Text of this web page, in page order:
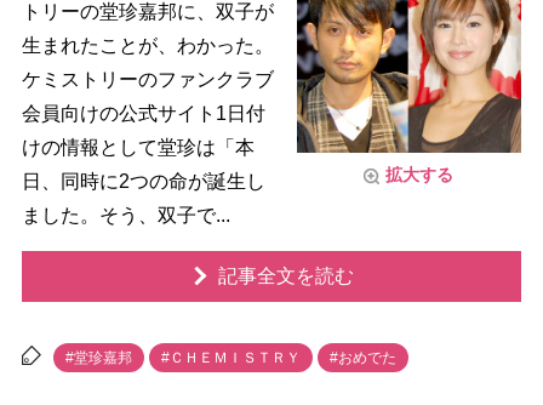
拡大する
トリーの堂珍嘉邦に、双子が
生まれたことが、わかった。
ケミストリーのファンクラブ
会員向けの公式サイト1日付
けの情報として堂珍は「本
日、同時に2つの命が誕生し
ました。そう、双子で...
記事全文を読む
#堂珍嘉邦 #ＣＨＥＭＩＳＴＲＹ #おめでた